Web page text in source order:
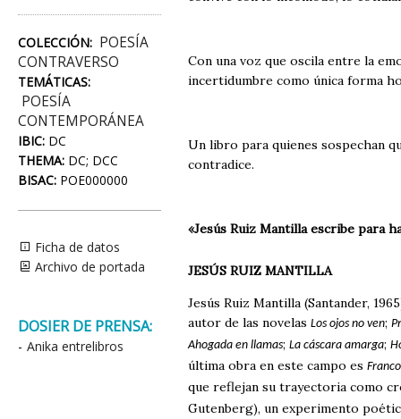
COLECCIÓN: POESÍA
CONTRAVERSO
TEMÁTICAS:
POESÍA
CONTEMPORÁNEA
IBIC: DC
THEMA: DC; DCC
BISAC: POE000000
Ficha de datos
Archivo de portada
DOSIER DE PRENSA:
- Anika entrelibros
Con una voz que oscila entre la
incertidumbre como única forma
Un libro para quienes sospechan
contradice.
«Jesús Ruiz Mantilla escribe para
JESÚS RUIZ MANTILLA
Jesús Ruiz Mantilla (Santander,
autor de las novelas Los ojos no ven;
Ahogada en llamas; La cáscara amarga;
última obra en este campo es
que reflejan su trayectoria como
Gutenberg), un experimento